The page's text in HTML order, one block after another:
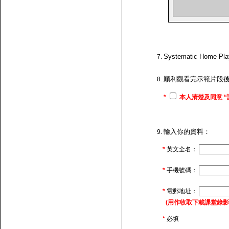
Systematic Home
順利觀看完示範片段
* 本人清楚及同意
輸入你的資料：
* 英文全名：
* 手機號碼：
* 電郵地址：
(用作收取下載課堂錄
* 必填